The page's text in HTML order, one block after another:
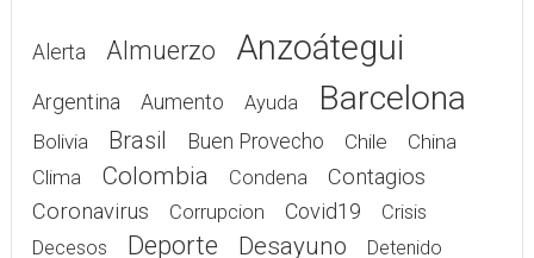
Alerta Almuerzo Anzoátegui
Argentina Aumento Ayuda Barcelona
Bolivia Brasil Buen Provecho Chile
China
Clima
Colombia Condena
Contagios
Coronavirus
Corrupcion Covid19
Crisis
Decesos
Deporte Desayuno Detenido